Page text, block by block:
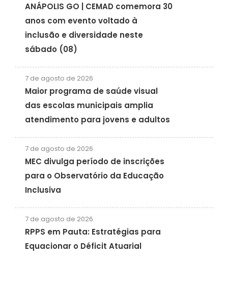
ANÁPOLIS GO | CEMAD comemora 30
anos com evento voltado à
inclusão e diversidade neste
sábado (08)
7 de agosto de 2026
Maior programa de saúde visual
das escolas municipais amplia
atendimento para jovens e adultos
7 de agosto de 2026
MEC divulga período de inscrições
para o Observatório da Educação
Inclusiva
7 de agosto de 2026
RPPS em Pauta: Estratégias para
Equacionar o Déficit Atuarial